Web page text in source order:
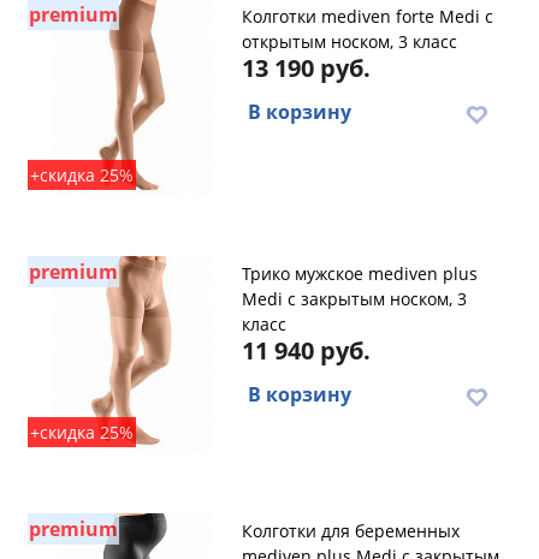
premium
+скидка 25%
Колготки mediven forte Medi с
открытым носком, 3 класс
13 190 руб.
В корзину
premium
+скидка 25%
Трико мужское mediven plus
Medi с закрытым носком, 3
класс
11 940 руб.
В корзину
premium
Колготки для беременных